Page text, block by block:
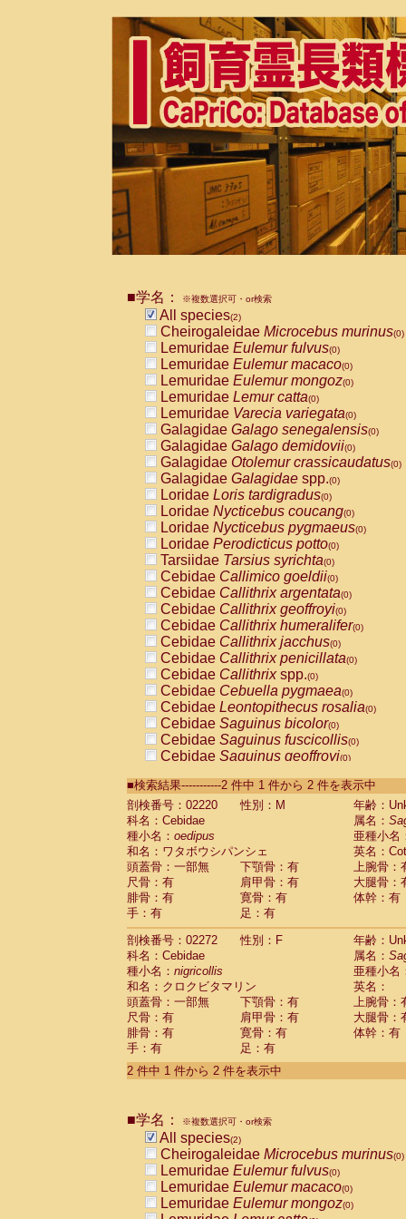
■学名： ※複数選択可・or検索
All species(2)
Cheirogaleidae Microcebus murinus(0)
Lemuridae Eulemur fulvus(0)
Lemuridae Eulemur macaco(0)
Lemuridae Eulemur mongoz(0)
Lemuridae Lemur catta(0)
Lemuridae Varecia variegata(0)
Galagidae Galago senegalensis(0)
Galagidae Galago demidovii(0)
Galagidae Otolemur crassicaudatus(0)
Galagidae Galagidae spp.(0)
Loridae Loris tardigradus(0)
Loridae Nycticebus coucang(0)
Loridae Nycticebus pygmaeus(0)
Loridae Perodicticus potto(0)
Tarsiidae Tarsius syrichta(0)
Cebidae Callimico goeldii(0)
Cebidae Callithrix argentata(0)
Cebidae Callithrix geoffroyi(0)
Cebidae Callithrix humeralifer(0)
Cebidae Callithrix jacchus(0)
Cebidae Callithrix penicillata(0)
Cebidae Callithrixspp.(0)
Cebidae Cebuella pygmaea(0)
Cebidae Leontopithecus rosalia(0)
Cebidae Saguinus bicolor(0)
Cebidae Saguinus fuscicollis(0)
Cebidae Saguinus geoffroyi(0)
CebidaeSaguinus labiatus(0)
Cebidae Saguinus leucopus (0)
Cebidae
Cebidae
CebidaeSaguinus nigricollis (1)
Cebidae Saguinus oedipus
Cebidae Saguinus weddelli
Cebidae Saguinusspp.
Cebidae Aotus trivirgatus
Cebidae Cebus albifrons
Cebidae
CebidaeCebus capucinus
CebidaeCebus nigrivittatus
Cebidae Cebusspp.(0)
Cebidae Saimiri boliviensis
Cebidae Saimiri sciureus
Atelidae Alouatta caraya
AtelidaeAlouatta fusca
AtelidaeAlouatta seniculus
AtelidaeAteles belzebuth
AtelidaeAteles geoffroyi
AtelidaeAteles paniscus(0)
AtelidaeAtelesspp. (0)
AtelidaeLagothrix lagothricha
AtelidaeLagothrix lagothricha cana
PitheciidaeCacajao calvus
■検索結果-----------2 件中 1 件から 2 件を表示中
剖検番号：02220
性別：M
年齢：
科名：Cebidae
属名：
種小名： oedipus
亜種小名
和名：ワタボウシパンシェ
英名：
頭蓋骨：一部無
下顎骨：有
上腕骨：
尺骨：有
肩甲骨：有
大腿骨：
腓骨：有
寛骨：有
体幹：有
手：有
足：有
剖検番号：02272
性別：F
年齢：
科名：Cebidae
属名：
種小名： nigricollis
亜種小名
和名：クロクビタマリン
英名：
頭蓋骨：一部無
下顎骨：有
上腕骨：
尺骨：有
肩甲骨：有
大腿骨：
腓骨：有
寛骨：有
体幹：有
手：有
足：有
2 件中 1 件から 2 件を表示中
■学名： ※複数選択可・or検索
All species(2)
Cheirogaleidae Microcebus murinus(0)
Lemuridae Eulemur fulvus(0)
Lemuridae Eulemur macaco(0)
Lemuridae Eulemur mongoz(0)